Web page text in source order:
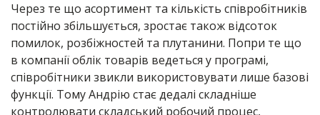
Через те що асортимент та кількість співробітників
постійно збільшується, зростає також відсоток
помилок, розбіжностей та плутанини. Попри те що
в компанії облік товарів ведеться у програмі,
співробітники звикли використовувати лише базові
функції. Тому Андрію стає дедалі складніше
контролювати складський робочий процес,